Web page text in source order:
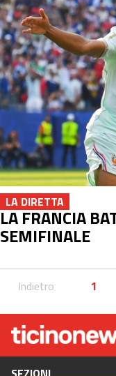
LA DIRETTA
LA FRANCIA
SEMIFINALE
Indietro 1